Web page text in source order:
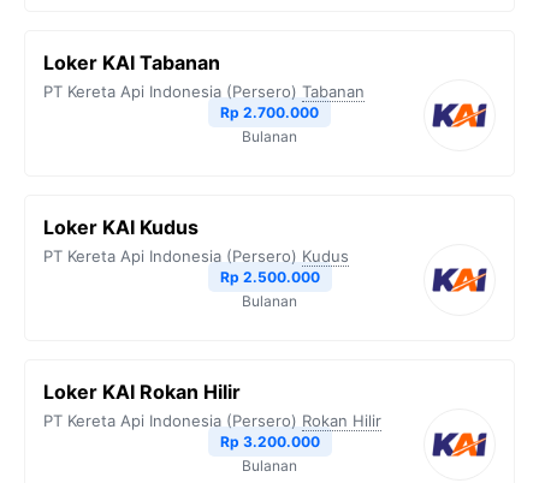
Loker KAI Tabanan
PT Kereta Api Indonesia (Persero) Tabanan
Rp 2.700.000
Bulanan
Loker KAI Kudus
PT Kereta Api Indonesia (Persero) Kudus
Rp 2.500.000
Bulanan
Loker KAI Rokan Hilir
PT Kereta Api Indonesia (Persero) Rokan Hilir
Rp 3.200.000
Bulanan